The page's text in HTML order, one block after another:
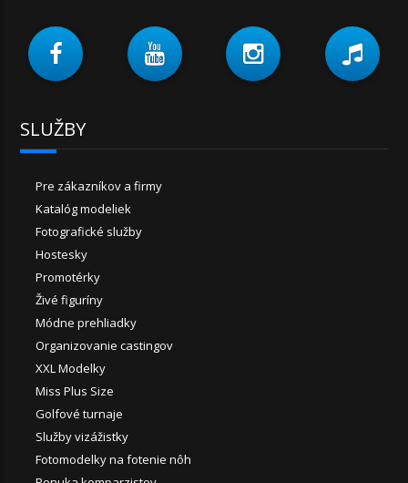
SLUŽBY
Pre zákazníkov a firmy
Katalóg modeliek
Fotografické služby
Hostesky
Promotérky
Živé figuríny
Módne prehliadky
Organizovanie castingov
XXL Modelky
Miss Plus Size
Golfové turnaje
Služby vizážistky
Fotomodelky na fotenie nôh